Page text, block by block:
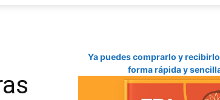
Ya puedes comprarlo y
forma rápida y